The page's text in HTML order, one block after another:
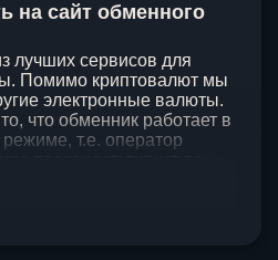
на сайт обменного
лучших сервисов для
Помимо криптовалют мы
электронные валюты.
что обменник работает в
т.е. оператор
проводить обмены